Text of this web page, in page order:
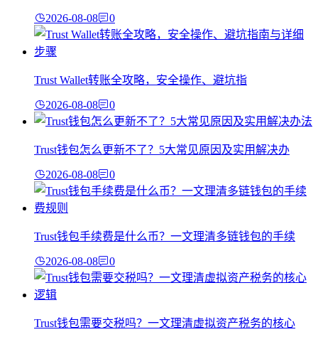
2026-08-08 0
Trust Wallet转账全攻略，安全操作、避坑指
2026-08-08 0
Trust钱包怎么更新不了？5大常见原因及实用解决办
2026-08-08 0
Trust钱包手续费是什么币？一文理清多链钱包的手续
2026-08-08 0
Trust钱包需要交税吗？一文理清虚拟资产税务的核心